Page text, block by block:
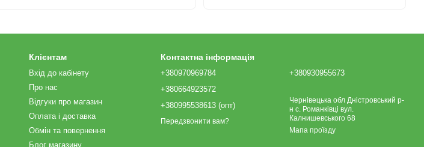
Клієнтам
Вхід до кабінету
Про нас
Відгуки про магазин
Оплата і доставка
Обмін та повернення
Блог магазину
Контактна інформація
+380970969784
+380664923572
+380995538613 (опт)
Передзвонити вам?
+380930955673
Чернівецька обл Дністровський р-
н с. Романківці вул.
Калнишевського 68
Мапа проїзду